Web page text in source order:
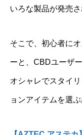
いろな製品が発売さ
そこで、初心者に
ーと、CBDユーザ
オシャレでスタイ
ョンアイテムを選